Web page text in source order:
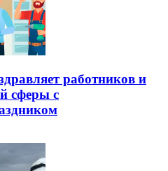
работников и
сферы с